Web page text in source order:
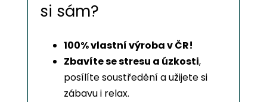
si sám?
100% vlastní výroba v ČR!
Zbavíte se stresu a úzkosti,
posílíte soustředění a užijete si
zábavu i relax.